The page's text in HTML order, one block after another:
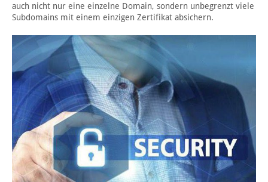
auch nicht nur eine einzelne Domain, sondern unbegrenzt viele
Subdomains mit einem einzigen Zertifikat absichern.